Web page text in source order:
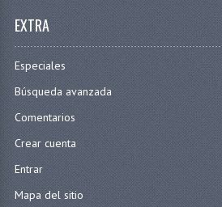
EXTRA
Especiales
Búsqueda avanzada
Comentarios
Crear cuenta
Entrar
Mapa del sitio